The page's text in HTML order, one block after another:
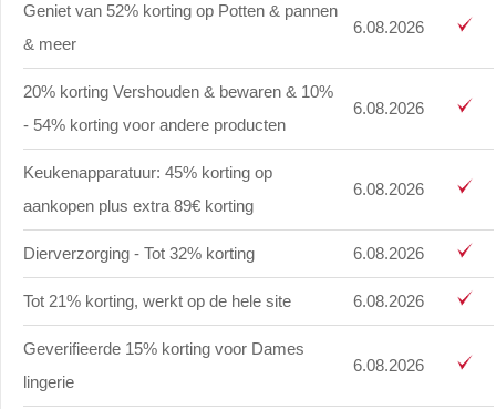
Geniet van 52% korting op Potten & pannen
& meer
6.08.2026
20% korting Vershouden & bewaren & 10%
- 54% korting voor andere producten
6.08.2026
Keukenapparatuur: 45% korting op
aankopen plus extra 89€ korting
6.08.2026
Dierverzorging - Tot 32% korting 6.08.2026
Tot 21% korting, werkt op de hele site 6.08.2026
Geverifieerde 15% korting voor Dames
lingerie
6.08.2026